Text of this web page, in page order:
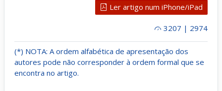
Ler artigo num iPhone/iPad
3207 | 2974
(*) NOTA: A ordem alfabética de apresentação dos
autores pode não corresponder à ordem formal que se
encontra no artigo.